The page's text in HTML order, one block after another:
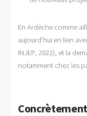
En Ardèche comme
aujourd’hui en lien
INJEP, 2022), et la
notamment chez les